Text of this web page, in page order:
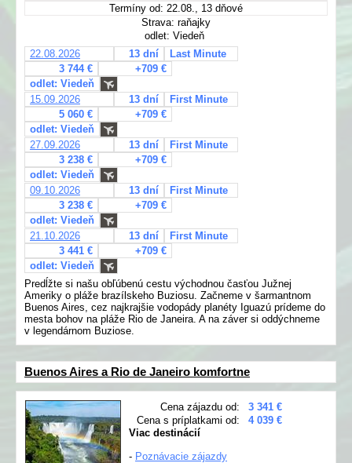
Termíny od: 22.08., 13 dňové
Strava: raňajky
odlet: Viedeň
22.08.2026
13 dní
Last Minute
3 744 €
+709 €
odlet: Viedeň
15.09.2026
13 dní
First Minute
5 060 €
+709 €
odlet: Viedeň
27.09.2026
13 dní
First Minute
3 238 €
+709 €
odlet: Viedeň
09.10.2026
13 dní
First Minute
3 238 €
+709 €
odlet: Viedeň
21.10.2026
13 dní
First Minute
3 441 €
+709 €
odlet: Viedeň
Predĺžte si našu obľúbenú cestu východnou časťou Južnej
Ameriky o pláže brazílskeho Buziosu. Začneme v šarmantnom
Buenos Aires, cez najkrajšie vodopády planéty Iguazú prídeme do
mesta bohov na pláže Rio de Janeira. A na záver si oddýchneme
v legendárnom Buziose.
Buenos Aires a Rio de Janeiro komfortne
Cena zájazdu od:
3 341 €
Cena s príplatkami od:
4 039 €
Viac destinácií
- Poznávacie zájazdy